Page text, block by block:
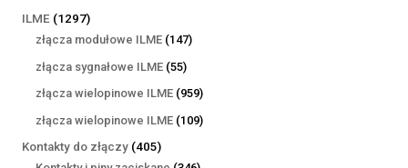
ILME 12971297
produktów
złącza modułowe ILME 147147
złącza sygnałowe ILME 5555
produktów
złącza wielopinowe ILME 959959
produktów
złącza wielopinowe ILME 109109
Kontakty do złączy 405405